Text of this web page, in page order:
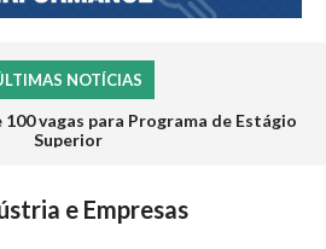
NOTÍCIAS
100 vagas para Programa de Estágio
Superior
e Empresas